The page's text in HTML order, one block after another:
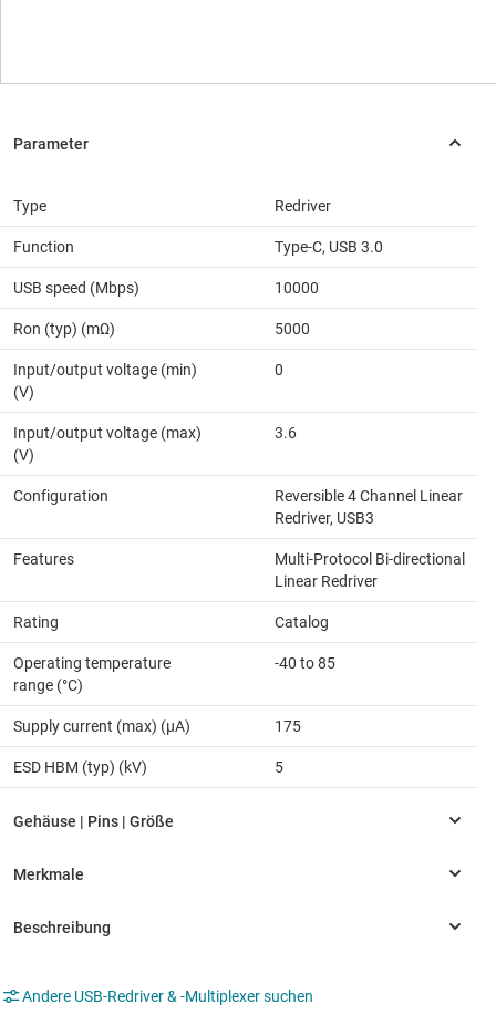
Type Redriver
Function Type-C, USB 3.0
USB speed (Mbps) 10000
Ron (typ) (mΩ) 5000
Input/output voltage (min)
(V)
0
Input/output voltage (max)
(V)
3.6
Configuration
Reversible 4 Channel Linear
Redriver, USB3
Features
Multi-Protocol Bi-directional
Linear Redriver
Rating Catalog
Operating temperature
range (°C)
-40 to 85
Supply current (max) (µA) 175
ESD HBM (typ) (kV) 5
Andere USB-Redriver & -Multiplexer suchen